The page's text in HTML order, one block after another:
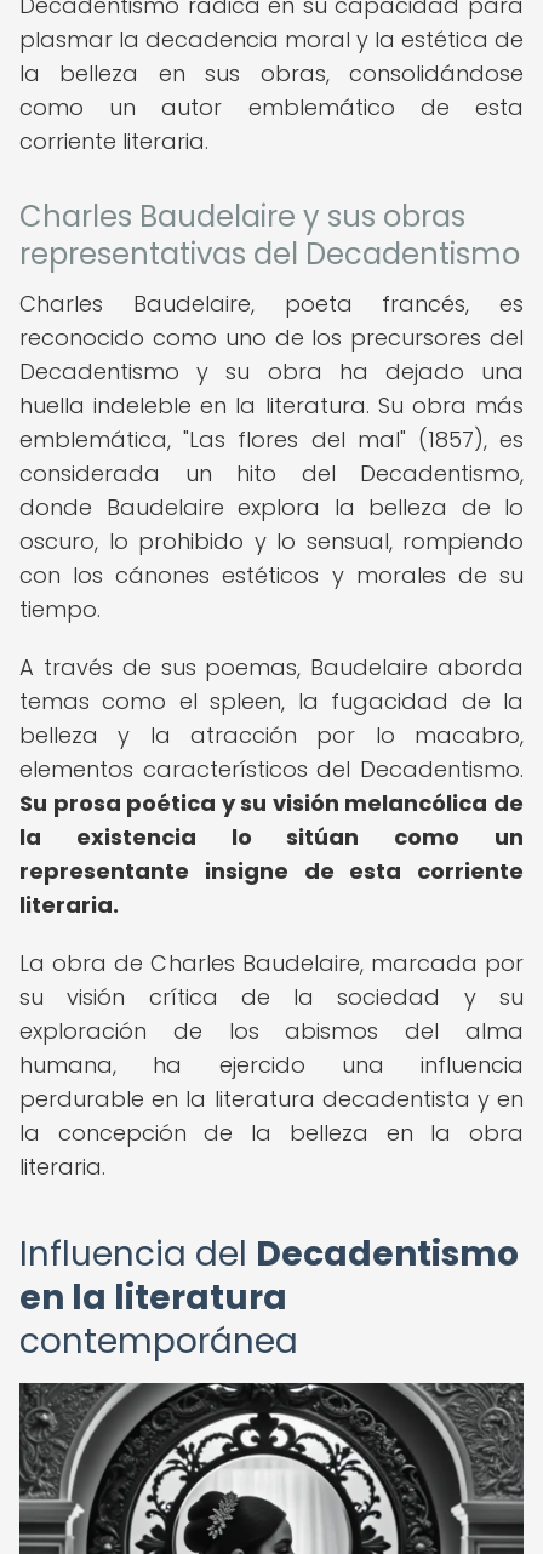
plasmar la decadencia moral y la estética de
la belleza en sus obras, consolidándose
como un autor emblemático de esta
corriente literaria.
Charles Baudelaire y sus obras
representativas del Decadentismo
Charles Baudelaire, poeta francés, es
reconocido como uno de los precursores del
Decadentismo y su obra ha dejado una
huella indeleble en la literatura. Su obra más
emblemática, "Las flores del mal" (1857), es
considerada un hito del Decadentismo,
donde Baudelaire explora la belleza de lo
oscuro, lo prohibido y lo sensual, rompiendo
con los cánones estéticos y morales de su
tiempo.
A través de sus poemas, Baudelaire aborda
temas como el spleen, la fugacidad de la
belleza y la atracción por lo macabro,
elementos característicos del Decadentismo.
Su prosa poética y su visión melancólica de
la existencia lo sitúan como un
representante insigne de esta corriente
literaria.
La obra de Charles Baudelaire, marcada por
su visión crítica de la sociedad y su
exploración de los abismos del alma
humana, ha ejercido una influencia
perdurable en la literatura decadentista y en
la concepción de la belleza en la obra
literaria.
Influencia del Decadentismo
en la literatura
contemporánea